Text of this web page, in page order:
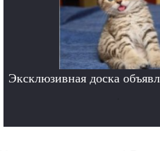
Эксклюзивная доска